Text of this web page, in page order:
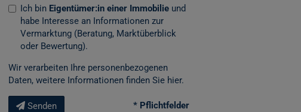
Ich bin Eigentümer:in einer Immobilieund
habe Interesse an Informationen zur
Vermarktung (Beratung, Marktüberblick
oder Bewertung).
Wir verarbeiten Ihre personenbezogenen
Daten, weitere Informationen finden Sie hier.
Senden * Pflichtfelder